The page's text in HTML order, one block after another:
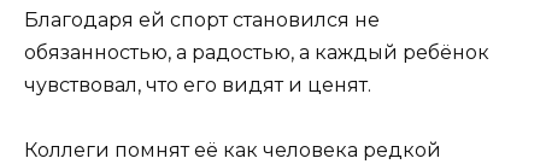
Благодаря ей спорт становился не
обязанностью, а радостью, а каждый ребёнок
чувствовал, что его видят и ценят.
Коллеги помнят её как человека редкой